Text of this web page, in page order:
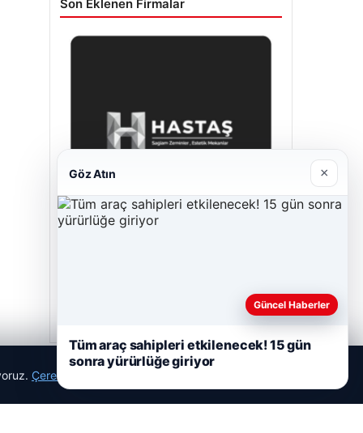
Son Eklenen Firmalar
Çerez Politikamız
Göz Atın ×
Güncel Haberler
Tüm araç sahipleri etkilenecek! 15 gün
sonra yürürlüğe giriyor